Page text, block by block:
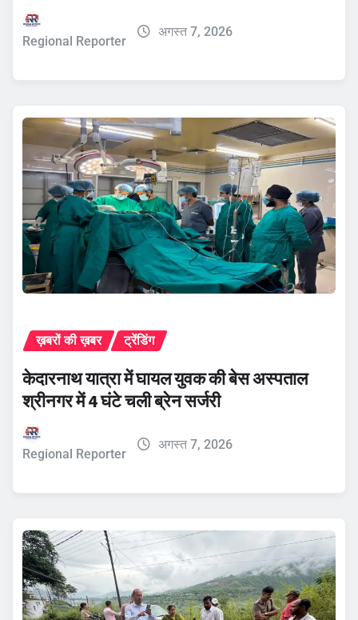
Regional Reporter
अगस्त 7, 2026
ख़बरों की ख़बर ट्रेंडिंग
केदारनाथ यात्रा में घायल युवक की बेस अस्पताल
श्रीनगर में 4 घंटे चली ब्रेन सर्जरी
Regional Reporter
अगस्त 7, 2026